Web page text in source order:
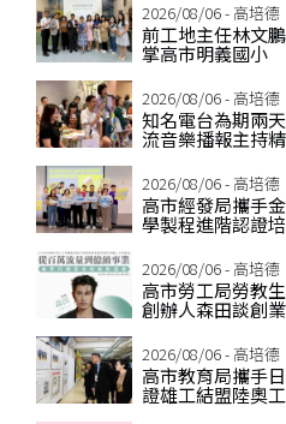
2026/08/06 - 高培德
前工地主任林文
掌高市明義國小
2026/08/06 - 高培德
知名電台為期兩
流音樂播報主持
2026/08/06 - 高培德
高市經發局攜手
學製程進階認證
2026/08/06 - 高培德
高市勞工局勞教
創辦人森田談創
2026/08/06 - 高培德
高市教育局攜手
證雄工結盟陸奧